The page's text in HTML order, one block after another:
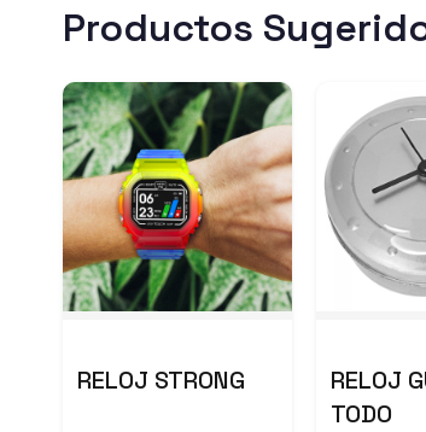
Productos
RELOJ STRONG
RELOJ
TODO